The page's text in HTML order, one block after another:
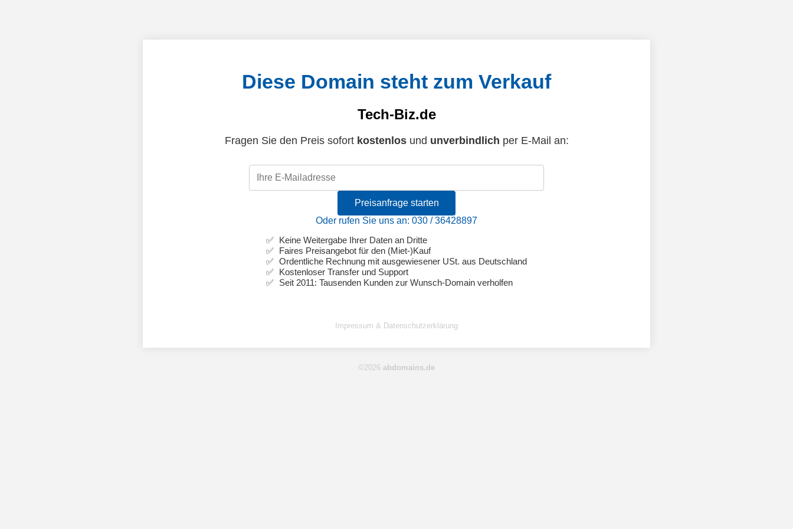
Diese Domain steht zum Verkauf
Tech-Biz.de
Fragen Sie den Preis sofort kostenlosund unverbindlich per E-Mail an:
Preisanfrage starten
Oder rufen Sie uns an: 030 / 36428897
Keine Weitergabe Ihrer Daten an Dritte
Faires Preisangebot für den (Miet-)Kauf
Ordentliche Rechnung mit ausgewiesener USt. aus Deutschland
Kostenloser Transfer und Support
Seit 2011: Tausenden Kunden zur Wunsch-Domain verholfen
Impressum & Datenschutzerklärung
©2026 abdomains.de